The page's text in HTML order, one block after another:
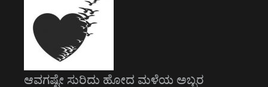
ಆವಗಷ್ಟೇ ಸುರಿದು ಹೋದ ಮಳೆಯ ಅಬ್ಬರ